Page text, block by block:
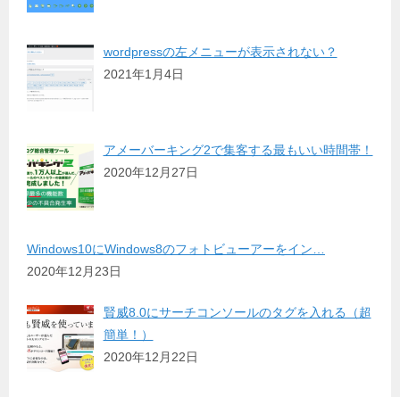
wordpressの左メニューが表示されない？
2021年1月4日
アメーバーキング2で集客する最もいい時間帯！
2020年12月27日
Windows10にWindows8のフォトビューアーをイン…
2020年12月23日
賢威8.0にサーチコンソールのタグを入れる（超
簡単！）
2020年12月22日